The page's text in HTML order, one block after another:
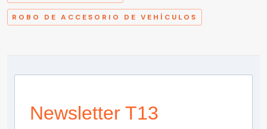
ROBO DE ACCESORIO DE VEHÍCULOS
Newsletter T13